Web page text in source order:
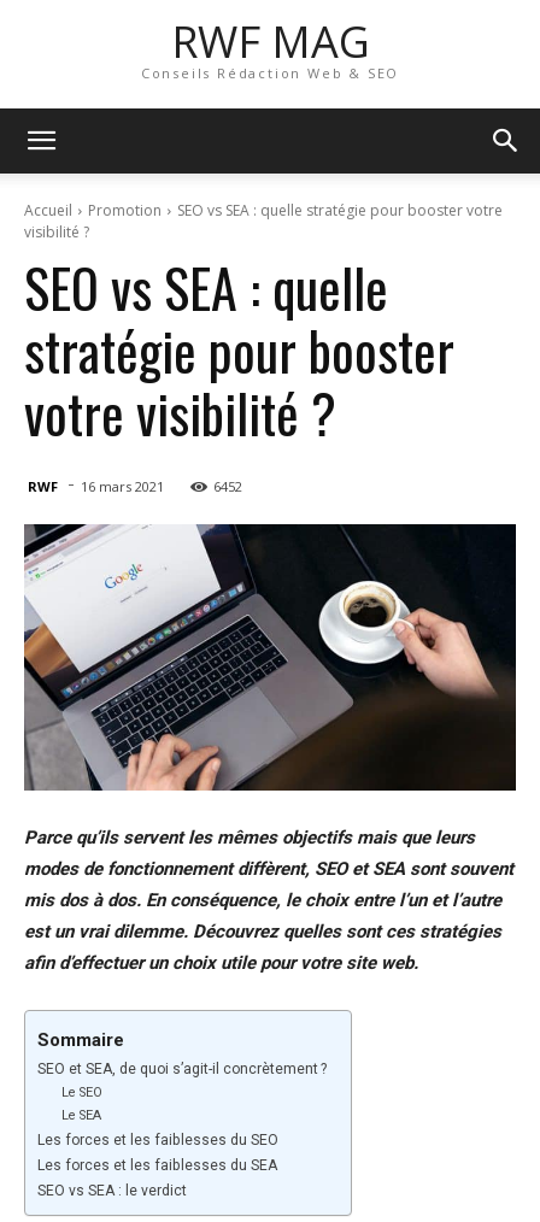
RWF MAG
Conseils Rédaction Web & SEO
Accueil Promotion
SEO vs SEA : quelle stratégie pour booster votre
visibilité ?
SEO vs SEA : quelle
stratégie pour booster
votre visibilité ?
RWF - 16 mars 2021 6452
Parce qu’ils servent les mêmes objectifs mais que leurs
modes de fonctionnement diffèrent, SEO et SEA sont souvent
mis dos à dos. En conséquence, le choix entre l’un et l’autre
est un vrai dilemme. Découvrez quelles sont ces stratégies
afin d’effectuer un choix utile pour votre site web.
Sommaire
SEO et SEA, de quoi s’agit-il concrètement ?
Le SEO
Le SEA
Les forces et les faiblesses du SEO
Les forces et les faiblesses du SEA
SEO vs SEA : le verdict